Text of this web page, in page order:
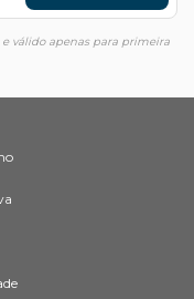
válido apenas para primeira